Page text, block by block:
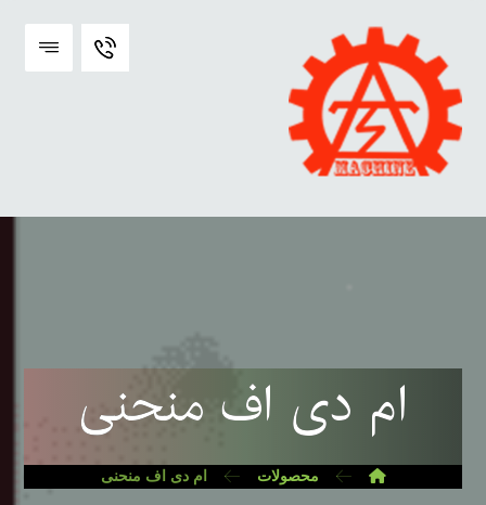
ام دی اف منحنی
محصولات ام دی اف منحنی